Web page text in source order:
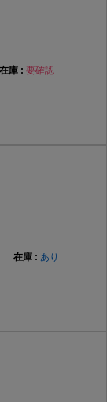
要確認
あり